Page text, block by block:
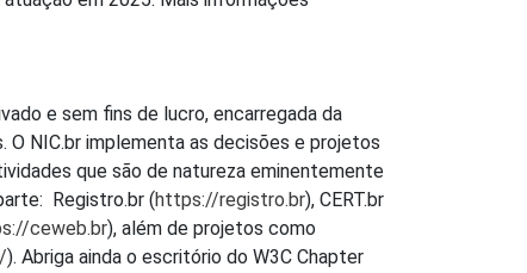
e sem fins de lucro, encarregada da
NIC.br implementa as decisões e projetos
que são de natureza eminentemente
Registro.br (https://registro.br), CERT.br
ceweb.br), além de projetos como
). Abriga ainda o escritório do W3C Chapter